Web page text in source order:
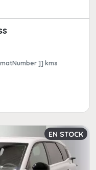
]] kms
EN STOCK